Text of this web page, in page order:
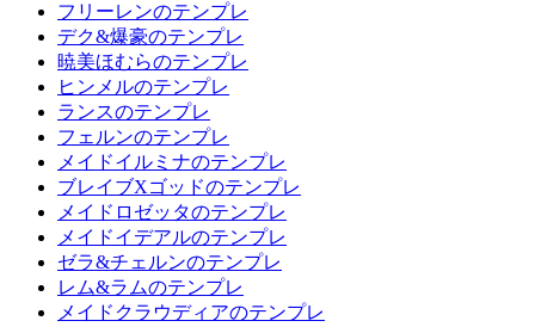
フリーレンのテンプレ
デク&爆豪のテンプレ
暁美ほむらのテンプレ
ヒンメルのテンプレ
ランスのテンプレ
フェルンのテンプレ
メイドイルミナのテンプレ
ブレイブXゴッドのテンプレ
メイドロゼッタのテンプレ
メイドイデアルのテンプレ
ゼラ&チェルンのテンプレ
レム&ラムのテンプレ
メイドクラウディアのテンプレ